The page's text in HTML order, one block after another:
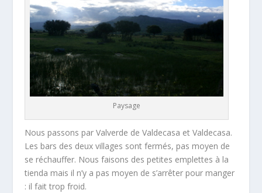
Paysage
Nous passons par Valverde de Valdecasa et Valdecasa.
Les bars des deux villages sont fermés, pas moyen de
se réchauffer. Nous faisons des petites emplettes à la
tienda mais il n’y a pas moyen de s’arrêter pour manger
: il fait trop froid.